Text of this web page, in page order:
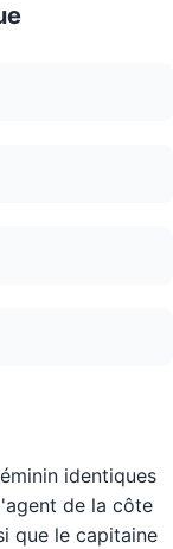
identiques
de la côte
que le capitaine